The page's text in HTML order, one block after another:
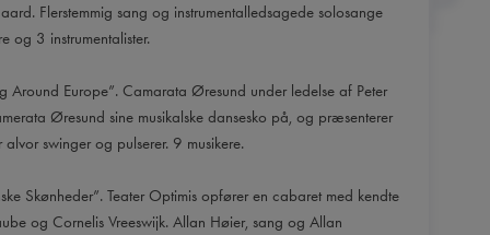
Flerstemmig sang og instrumentalledsagede solosange
og 3 instrumentalister.
Europe”. Camarata Øresund under ledelse af Peter
Øresund sine musikalske dansesko på, og præsenterer
swinger og pulserer. 9 musikere.
Skønheder”. Teater Optimis opfører en cabaret med kendte
og Cornelis Vreeswijk. Allan Høier, sang og Allan